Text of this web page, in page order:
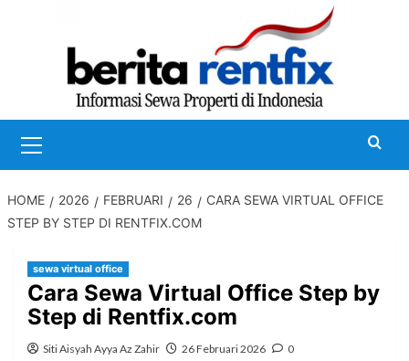
Menu
HOME 2026 FEBRUARI 26
CARA SEWA VIRTUAL OFFICE
STEP BY STEP DI RENTFIX.COM
sewa virtual office
Cara Sewa Virtual Office Step by
Step di Rentfix.com
Siti Aisyah Ayya Az Zahir 26 Februari 2026 0